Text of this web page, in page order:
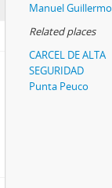
Manuel Guillermo
Related places
CARCEL DE ALTA
SEGURIDAD
Punta Peuco